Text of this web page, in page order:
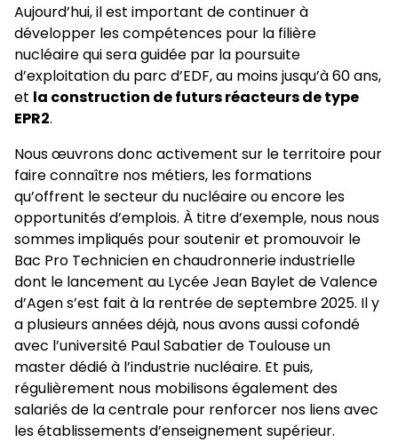
Aujourd’hui, il est important de continuer à
développer les compétences pour la filière
nucléaire qui sera guidée par la poursuite
d’exploitation du parc d’EDF, au moins jusqu’à 60 ans,
et la construction de futurs réacteurs de type
EPR2.
Nous œuvrons donc activement sur le territoire pour
faire connaître nos métiers, les formations
qu’offrent le secteur du nucléaire ou encore les
opportunités d’emplois. À titre d’exemple, nous nous
sommes impliqués pour soutenir et promouvoir le
Bac Pro Technicien en chaudronnerie industrielle
dont le lancement au Lycée Jean Baylet de Valence
d’Agen s’est fait à la rentrée de septembre 2025. Il y
a plusieurs années déjà, nous avons aussi cofondé
avec l’université Paul Sabatier de Toulouse un
master dédié à l’industrie nucléaire. Et puis,
régulièrement nous mobilisons également des
salariés de la centrale pour renforcer nos liens avec
les établissements d’enseignement supérieur.